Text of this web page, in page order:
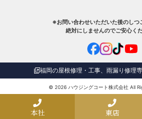
※お問い合わせいただいた後のしつ
絶対にしませんのでご安心くだ
福岡の屋根修理・工事、雨漏り修理
© 2026 ハウジングコート株式会社All
本社 東店